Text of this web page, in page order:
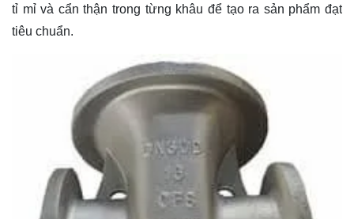
tỉ mỉ và cẩn thận trong từng khâu để tạo ra sản phẩm đạt
tiêu chuẩn.